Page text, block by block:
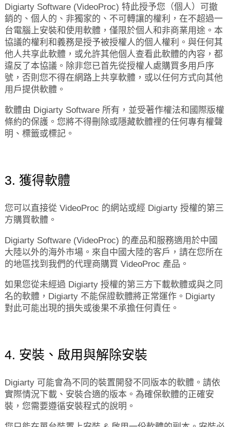
Digiarty Software (VideoProc) 特此授予您（個人）可撤
銷的、個人的、非獨家的、不可轉讓的權利，在不超過一
台電腦上安裝和使用軟體，僅限於個人和非商業用途。本
協議的權利和義務是授予被授權人的個人權利。與任何其
他人共享此軟體，或允許其他個人查看此軟體的內容，都
違反了本協議。除非您已首先從授權人處購買多用戶序
號，否則您不得在網路上共享軟體，或以任何方式向其他
用戶提供軟體。
軟體由 Digiarty Software 所有，並受著作權法和國際版權
條約的保護。您將不得刪除或隱藏軟體裡的任何專有權聲
明、標籤或標記。
3. 獲得軟體
您可以直接從 VideoProc 的網站或經 Digiarty 授權的第三
方購買軟體。
Digiarty Software (VideoProc) 的產品和服務適用於中國
大陸以外的海外市場。來自中國大陸的客戶，請在您所在
的地區找到我們的代理商購買 VideoProc 產品。
如果您從未經過 Digiarty 授權的第三方下載軟體或與之同
名的軟體，Digiarty 不能保證軟體將正常運作。Digiarty
對此可能出現的損失或後果不承擔任何責任。
4. 安裝、啟用與解除安裝
Digiarty 可能會為不同的裝置開發不同版本的軟體。請依
實際情況下載、安裝合適的版本。為確保軟體的正確安
裝，您需要遵循安裝程式的說明。